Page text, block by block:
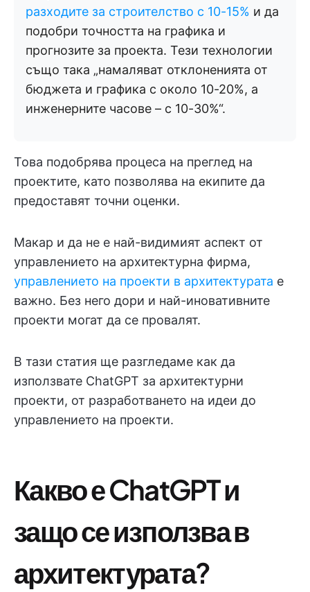
разходите за строителство с 10-15% и да
подобри точността на графика и
прогнозите за проекта. Тези технологии
също така „намаляват отклоненията от
бюджета и графика с около 10-20%, а
инженерните часове – с 10-30%“.
Това подобрява процеса на преглед на
проектите, като позволява на екипите да
предоставят точни оценки.
Макар и да не е най-видимият аспект от
управлението на архитектурна фирма,
управлението на проекти в архитектурата е
важно. Без него дори и най-иновативните
проекти могат да се провалят.
В тази статия ще разгледаме как да
използвате ChatGPT за архитектурни
проекти, от разработването на идеи до
управлението на проекти.
Какво е ChatGPT и
защо се използва в
архитектурата?